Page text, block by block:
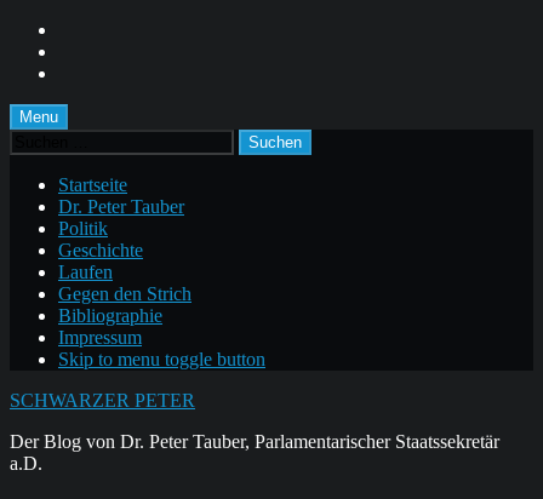
content
footer
Menu
Suchen
nach:
Startseite
Dr. Peter Tauber
Politik
Geschichte
Laufen
Gegen den Strich
Bibliographie
Impressum
Skip to menu toggle button
SCHWARZER PETER
Der Blog von Dr. Peter Tauber, Parlamentarischer Staatssekretär
a.D.